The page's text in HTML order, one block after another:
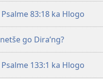
83:18 ka Hlogo
go Dira’ng?
133:1 ka Hlogo